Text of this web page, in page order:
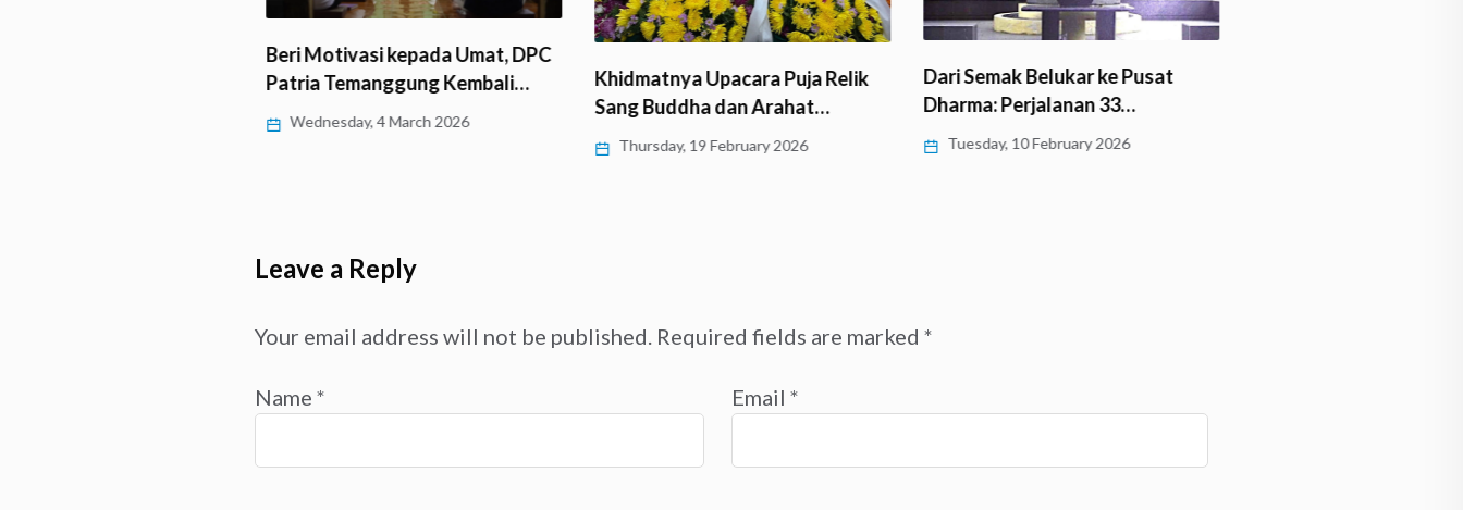
Beri Motivasi kepada Umat, DPC
Patria Temanggung Kembali…
Wednesday, 4 March 2026
Khidmatnya Upacara Puja Relik
Sang Buddha dan Arahat…
Thursday, 19 February 2026
Dari Semak Belukar ke Pusat
Dharma: Perjalanan 33…
Tuesday, 10 February 2026
Leave a Reply
Your email address will not be published. Required fields are marked *
Name * Email *